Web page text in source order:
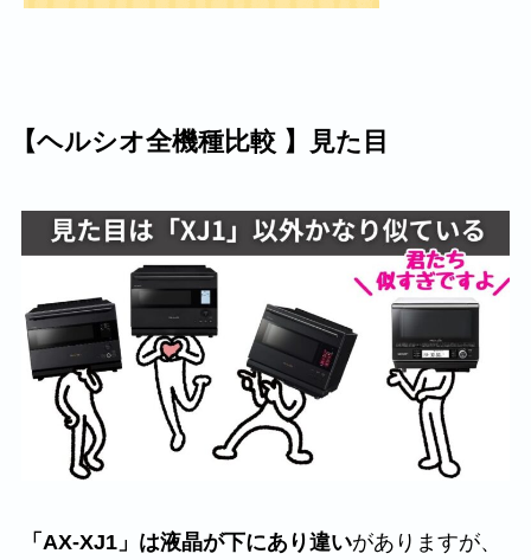
【ヘルシオ全機種比較 】見た目
「AX-XJ1」は液晶が下にあり違いがありますが、